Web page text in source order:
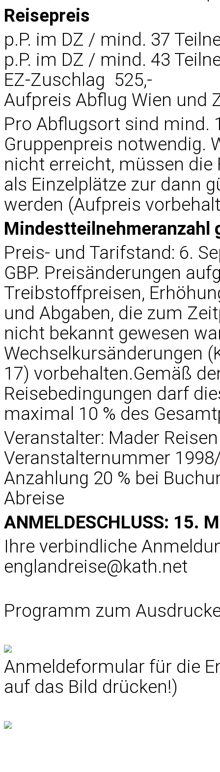
Reisepreis
p.P. im DZ / mind. 37
p.P. im DZ / mind. 43
EZ-Zuschlag  525,-
Aufpreis Abflug Wien und
Pro Abflugsort sind mind.
Gruppenpreis notwendig.
nicht erreicht, müssen die
als Einzelplätze zur dann
werden (Aufpreis
Mindestteilnehmeranzahl
Preis- und Tarifstand: 6.
GBP. Preisänderungen
Treibstoffpreisen,
und Abgaben, die zum
nicht bekannt gewesen
Wechselkursänderungen
17) vorbehalten.Gemäß
Reisebedingungen darf
maximal 10 % des
Veranstalter: Mader
Veranstalternummer
Anzahlung 20 % bei
Abreise
ANMELDESCHLUSS: 15.
Ihre verbindliche
englandreise@kath.net
Programm zum
Anmeldeformular für die
auf das Bild drücken!)